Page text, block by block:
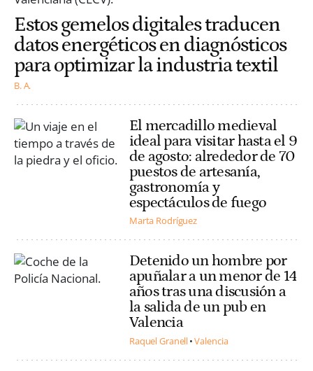
Estos gemelos digitales traducen
datos energéticos en diagnósticos
para optimizar la industria textil
B. A.
El mercadillo medieval
ideal para visitar hasta el 9
de agosto: alrededor de 70
puestos de artesanía,
gastronomía y
espectáculos de fuego
Marta Rodríguez
Detenido un hombre por
apuñalar a un menor de 14
años tras una discusión a
la salida de un pub en
Valencia
Raquel Granell Valencia